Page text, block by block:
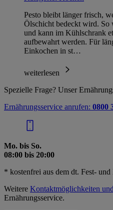
Pesto bleibt länger frisch,
Ölschicht bedeckt wird.
und kann im Kühlschrank
aufbewahrt werden. Für
Einkochen in st…
weiterlesen
Spezielle Frage? Unser
Ernährungsservice anrufen: 0800
Mo. bis So.
08:00 bis 20:00
* kostenfrei aus dem dt. Fest-
Weitere Kontaktmöglichkeiten
Ernährungsservice.